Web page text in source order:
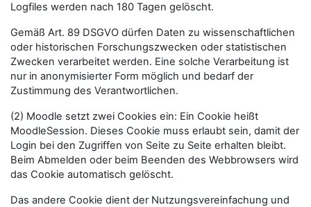
Logfiles werden nach 180 Tagen gelöscht.
Gemäß Art. 89 DSGVO dürfen Daten zu wissenschaftlichen
oder historischen Forschungszwecken oder statistischen
Zwecken verarbeitet werden. Eine solche Verarbeitung ist
nur in anonymisierter Form möglich und bedarf der
Zustimmung des Verantwortlichen.
(2) Moodle setzt zwei Cookies ein: Ein Cookie heißt
MoodleSession. Dieses Cookie muss erlaubt sein, damit der
Login bei den Zugriffen von Seite zu Seite erhalten bleibt.
Beim Abmelden oder beim Beenden des Webbrowsers wird
das Cookie automatisch gelöscht.
Das andere Cookie dient der Nutzungsvereinfachung und